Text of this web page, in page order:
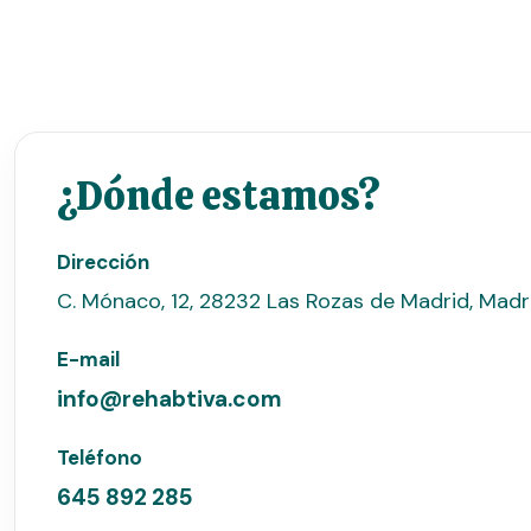
¿Dónde estamos?
Dirección
C. Mónaco, 12, 28232 Las Rozas de Madrid,
E-mail
info@rehabtiva.com
Teléfono
645 892 285